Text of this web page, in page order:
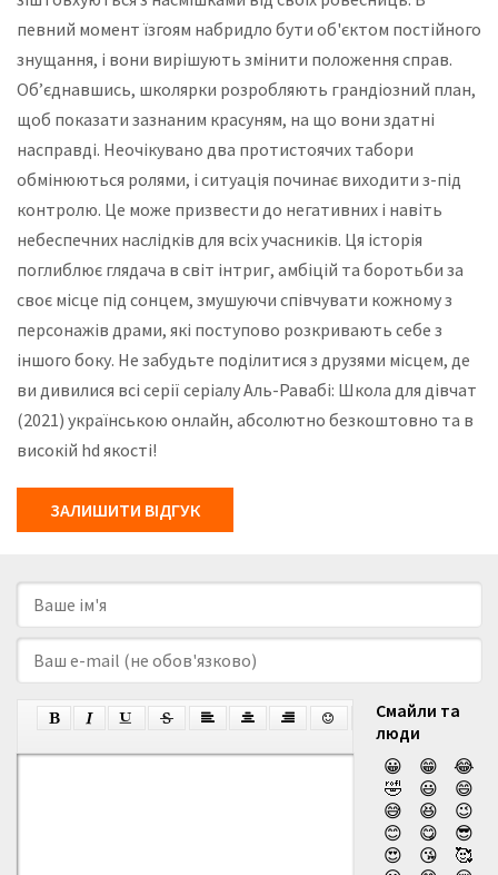
певний момент їзгоям набридло бути об'єктом постійного
знущання, і вони вирішують змінити положення справ.
Об’єднавшись, школярки розробляють грандіозний план,
щоб показати зазнаним красуням, на що вони здатні
насправді. Неочікувано два протистоячих табори
обмінюються ролями, і ситуація починає виходити з-під
контролю. Це може призвести до негативних і навіть
небеспечних наслідків для всіх учасників. Ця історія
поглиблює глядача в світ інтриг, амбіцій та боротьби за
своє місце під сонцем, змушуючи співчувати кожному з
персонажів драми, які поступово розкривають себе з
іншого боку. Не забудьте поділитися з друзями місцем, де
ви дивилися всі серії серіалу Аль-Равабі: Школа для дівчат
(2021) українською онлайн, абсолютно безкоштовно та в
високій hd якості!
ЗАЛИШИТИ ВІДГУК
Смайли та
люди
😀
😁
😂
🤣
😃
😄
😅
😆
😉
😊
😋
😎
😍
😘
🥰